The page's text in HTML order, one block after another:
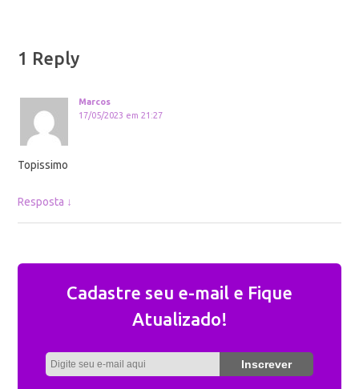
1 Reply
Marcos
17/05/2023 em 21:27
Topissimo
Resposta ↓
Cadastre seu e-mail e Fique
Atualizado!